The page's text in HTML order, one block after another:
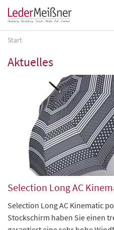
Start
Aktuelles
Selection Long AC
Selection Long AC Kinematic
Stockschirm haben Sie einen